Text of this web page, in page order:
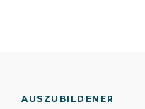
AUSZUBILDENER